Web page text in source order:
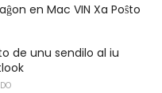
en Mac VIN Xa Poŝto
de unu sendilo al iu